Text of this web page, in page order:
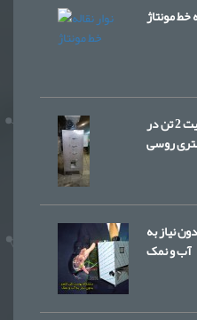
خط مونتاژ
دستگاه پوست کن کنجد با ظرفیت 2 تن در
روسی
نیاز به
آب و نمک